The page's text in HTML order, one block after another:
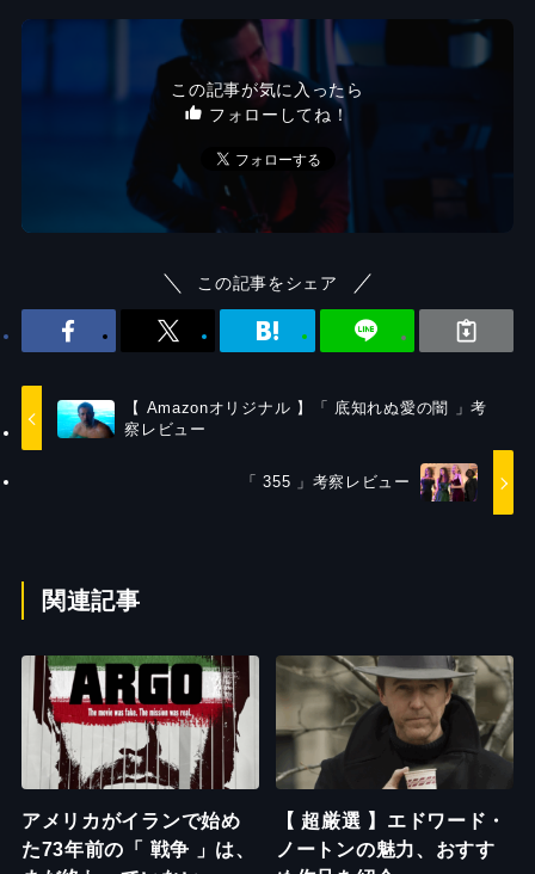
この記事が気に入ったら
フォローしてね！
この記事をシェア
【 Amazonオリジナル 】「 底知れぬ愛の闇 」考
察レビュー
「 355 」考察レビュー
関連記事
アメリカがイランで始め
た73年前の「 戦争 」は、
【 超厳選 】エドワード・
ノートンの魅力、おすす